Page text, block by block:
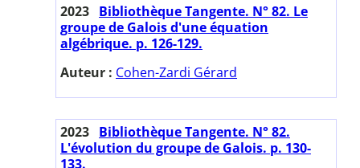
2023 Bibliothèque Tangente. N° 82. Le
groupe de Galois d'une équation
algébrique. p. 126-129.
Auteur : Cohen-Zardi Gérard
2023 Bibliothèque Tangente. N° 82.
L'évolution du groupe de Galois. p. 130-
133.